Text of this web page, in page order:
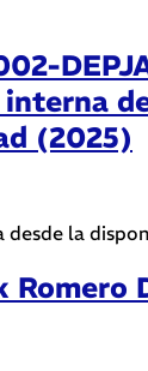
interna
(2025)
desde la
Romero